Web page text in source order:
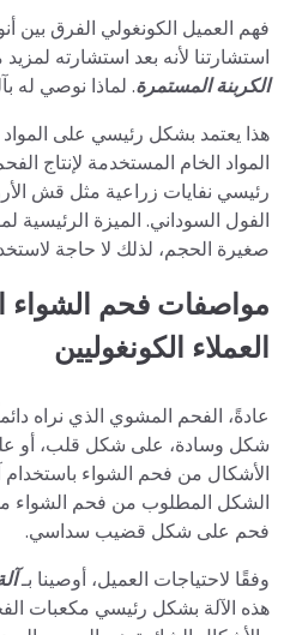
فهم العميل الكونغولي الفرق بين
استشارتنا لأنه بعد استشارته
الكربنة المستمرة. لماذا نوصي له
هذا يعتمد بشكل رئيسي على المواد
المواد الخام المستخدمة لإنتاج
رئيسي نفايات زراعية مثل قش
الفول السوداني. الميزة الرئيسية
صغيرة الحجم، لذلك لا حاجة
مواصفات فحم الشواء
العملاء الكونغوليين
عادةً، الفحم المشوي الذي نراه
شكل وسادة، على شكل قلب، أو
الأشكال من فحم الشواء باستخدام
الشكل المطلوب من فحم الشواء
فحم على شكل قضيب سداسي.
وفقًا لاحتياجات العميل، أوصينا بـ
هذه الآلة بشكل رئيسي مكعبات